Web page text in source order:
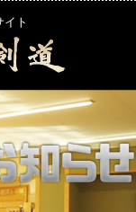
ト